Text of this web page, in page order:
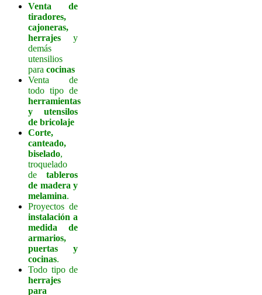
Venta de
tiradores,
cajoneras,
herrajes y
demás
utensilios
para cocinas
Venta de
todo tipo de
herramientas
y utensilos
de bricolaje
Corte,
canteado,
biselado,
troquelado
de tableros
de madera y
melamina.
Proyectos de
instalación a
medida de
armarios,
puertas y
cocinas.
Todo tipo de
herrajes
para